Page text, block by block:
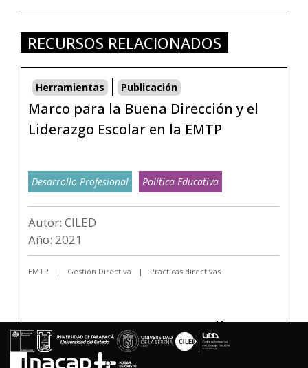
RECURSOS RELACIONADOS
Herramientas Publicación
Marco para la Buena Dirección y el
Liderazgo Escolar en la EMTP
Desarrollo Profesional Política Educativa
Autor: CILED
Año: 2021
EMTP Gestión Directiva Prácticas directivas
> Ver recurso